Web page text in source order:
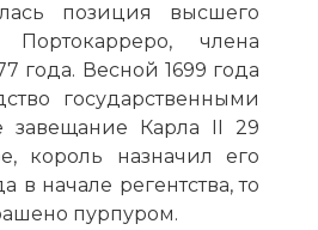
позиция высшего
члена
года. Весной 1699 года
государственными
завещание Карла II 29
король назначил его
начале регентства, то
пурпуром.